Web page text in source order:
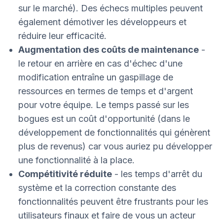
sur le marché). Des échecs multiples peuvent
également démotiver les développeurs et
réduire leur efficacité.
Augmentation des coûts de maintenance -
le retour en arrière en cas d'échec d'une
modification entraîne un gaspillage de
ressources en termes de temps et d'argent
pour votre équipe. Le temps passé sur les
bogues est un coût d'opportunité (dans le
développement de fonctionnalités qui génèrent
plus de revenus) car vous auriez pu développer
une fonctionnalité à la place.
Compétitivité réduite - les temps d'arrêt du
système et la correction constante des
fonctionnalités peuvent être frustrants pour les
utilisateurs finaux et faire de vous un acteur